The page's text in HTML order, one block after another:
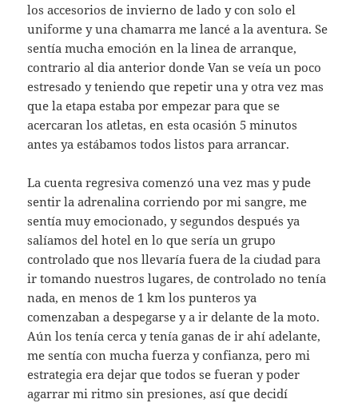
los accesorios de invierno de lado y con solo el
uniforme y una chamarra me lancé a la aventura. Se
sentía mucha emoción en la linea de arranque,
contrario al dia anterior donde Van se veía un poco
estresado y teniendo que repetir una y otra vez mas
que la etapa estaba por empezar para que se
acercaran los atletas, en esta ocasión 5 minutos
antes ya estábamos todos listos para arrancar.
La cuenta regresiva comenzó una vez mas y pude
sentir la adrenalina corriendo por mi sangre, me
sentía muy emocionado, y segundos después ya
salíamos del hotel en lo que sería un grupo
controlado que nos llevaría fuera de la ciudad para
ir tomando nuestros lugares, de controlado no tenía
nada, en menos de 1 km los punteros ya
comenzaban a despegarse y a ir delante de la moto.
Aún los tenía cerca y tenía ganas de ir ahí adelante,
me sentía con mucha fuerza y confianza, pero mi
estrategia era dejar que todos se fueran y poder
agarrar mi ritmo sin presiones, así que decidí